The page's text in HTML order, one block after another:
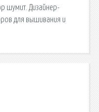
шумит. Дизайнер-
для вышивания и